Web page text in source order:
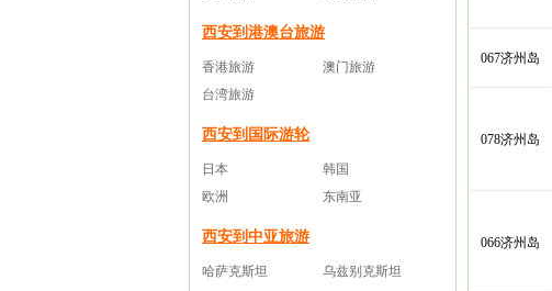
西安到港澳台旅游
香港旅游
澳门旅游
台湾旅游
西安到国际游轮
日本
韩国
欧洲
东南亚
西安到中亚旅游
哈萨克斯坦 乌兹别克斯坦
067济州岛
078济州岛
066济州岛